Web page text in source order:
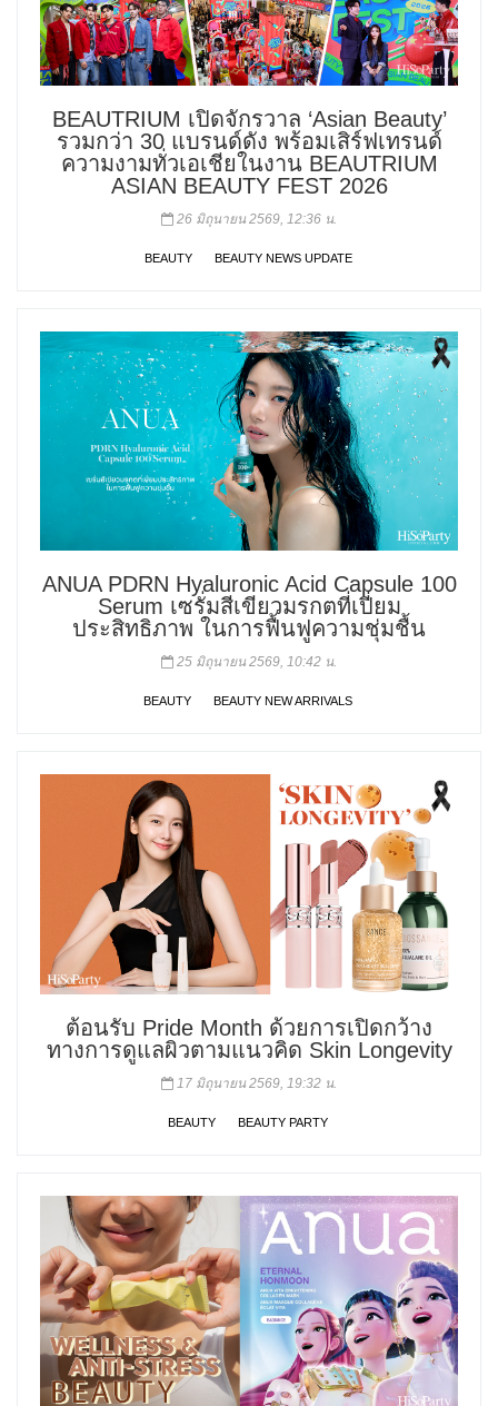
BEAUTRIUM เปิดจักรวาล ‘Asian Beauty’
รวมกว่า 30 แบรนด์ดัง พร้อมเสิร์ฟเทรนด์
ความงามทั่วเอเชียในงาน BEAUTRIUM
ASIAN BEAUTY FEST 2026
26 มิถุนายน 2569, 12:36 น.
BEAUTY BEAUTY NEWS UPDATE
ANUA PDRN Hyaluronic Acid Capsule 100
Serum เซรั่มสีเขียวมรกตที่เปี่ยม
ประสิทธิภาพ ในการฟื้นฟูความชุ่มชื้น
25 มิถุนายน 2569, 10:42 น.
BEAUTY BEAUTY NEW ARRIVALS
ต้อนรับ Pride Month ด้วยการเปิดกว้าง
ทางการดูแลผิวตามแนวคิด Skin Longevity
17 มิถุนายน 2569, 19:32 น.
BEAUTY BEAUTY PARTY